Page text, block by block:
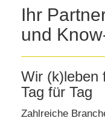
Ihr
und
Wir (k)leben
Tag für Tag
Zahlreiche